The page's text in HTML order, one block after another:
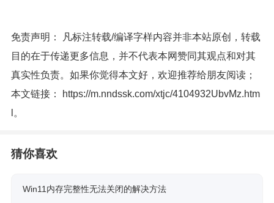
免责声明： 凡标注转载/编译字样内容并非本站原创，转载
目的在于传递更多信息，并不代表本网赞同其观点和对其
真实性负责。如果你觉得本文好，欢迎推荐给朋友阅读；
本文链接：
https://m.nndssk.com/xtjc/4104932UbvMz.htm
。
猜你喜欢
Win11内存完整性无法关闭的解决方法